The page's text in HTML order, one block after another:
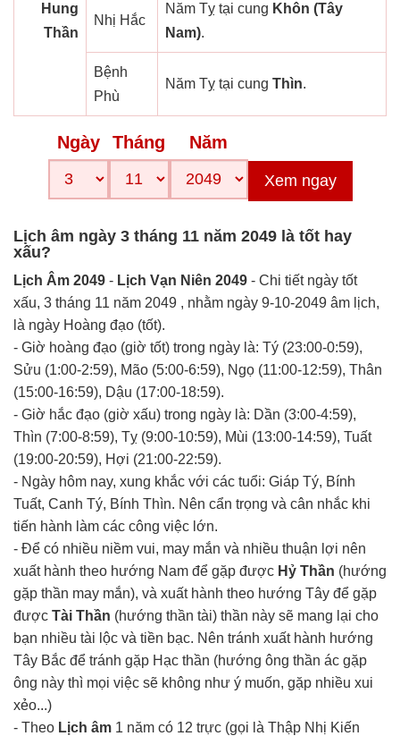
Hung
Thần
Nhị Hắc
Năm Tỵ tại cung Khôn (Tây
Nam).
Bệnh
Phù
Năm Tỵ tại cung Thìn.
Ngày Tháng Năm
Xem ngay
Lịch âm ngày 3 tháng 11 năm 2049 là tốt hay
xấu?
Lịch Âm 2049 - Lịch Vạn Niên 2049 - Chi tiết ngày tốt
xấu, 3 tháng 11 năm 2049 , nhằm ngày 9-10-2049 âm lịch,
là ngày Hoàng đạo (tốt).
- Giờ hoàng đạo (giờ tốt) trong ngày là: Tý (23:00-0:59),
Sửu (1:00-2:59), Mão (5:00-6:59), Ngọ (11:00-12:59), Thân
(15:00-16:59), Dậu (17:00-18:59).
- Giờ hắc đạo (giờ xấu) trong ngày là: Dần (3:00-4:59),
Thìn (7:00-8:59), Tỵ (9:00-10:59), Mùi (13:00-14:59), Tuất
(19:00-20:59), Hợi (21:00-22:59).
- Ngày hôm nay, xung khắc với các tuổi: Giáp Tý, Bính
Tuất, Canh Tý, Bính Thìn. Nên cẩn trọng và cân nhắc khi
tiến hành làm các công việc lớn.
- Để có nhiều niềm vui, may mắn và nhiều thuận lợi nên
xuất hành theo hướng Nam để gặp được Hỷ Thần (hướng
gặp thần may mắn), và xuất hành theo hướng Tây để gặp
được Tài Thần (hướng thần tài) thần này sẽ mang lại cho
bạn nhiều tài lộc và tiền bạc. Nên tránh xuất hành hướng
Tây Bắc để tránh gặp Hạc thần (hướng ông thần ác gặp
ông này thì mọi việc sẽ không như ý muốn, gặp nhiều xui
xẻo...)
- Theo Lịch âm 1 năm có 12 trực (gọi là Thập Nhị Kiến